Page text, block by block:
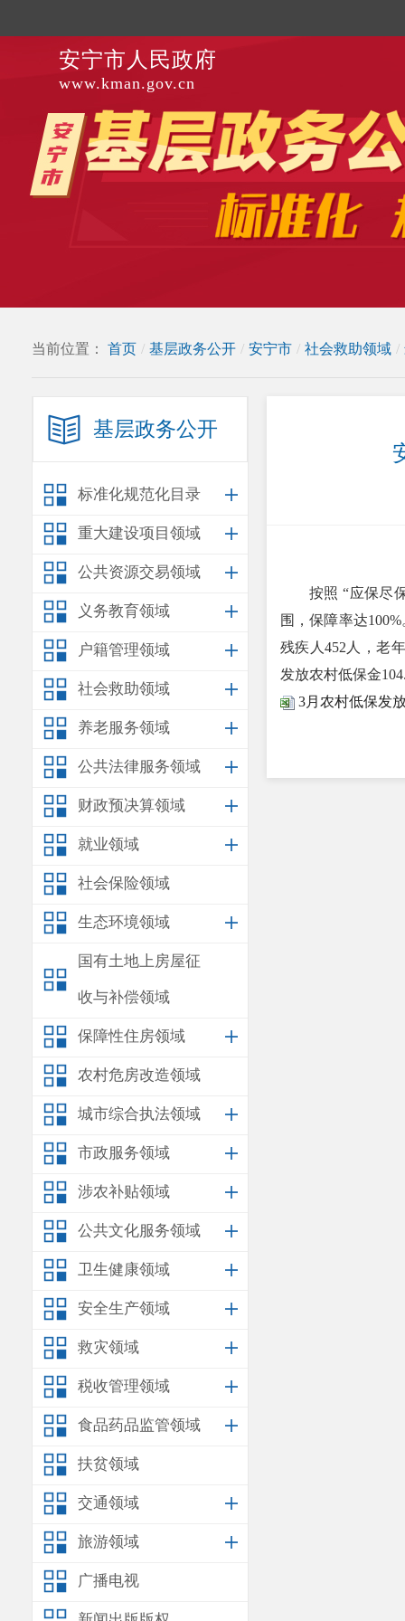
安宁市人民政府
www.kman.gov.cn
当前位置： 首页 / 基层政务公开 / 安宁市 / 社会救助领域 /
基层政务公开
标准化规范化目录
重大建设项目领域
公共资源交易领域
义务教育领域
户籍管理领域
社会救助领域
养老服务领域
公共法律服务领域
财政预决算领域
就业领域
社会保险领域
生态环境领域
国有土地上房屋征
收与补偿领域
保障性住房领域
农村危房改造领域
城市综合执法领域
市政服务领域
涉农补贴领域
公共文化服务领域
卫生健康领域
安全生产领域
救灾领域
税收管理领域
食品药品监管领域
扶贫领域
交通领域
旅游领域
广播电视
按照 “应保尽
围，保障率达
残疾人452人，老
发放农村低保金
3月农村低保发